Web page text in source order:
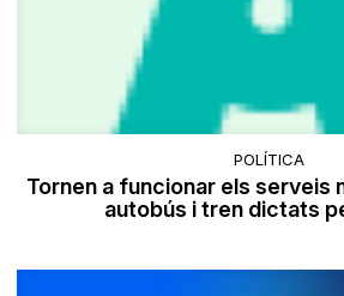
POLÍTICA
Tornen a funcionar els serveis
autobús i tren dictats